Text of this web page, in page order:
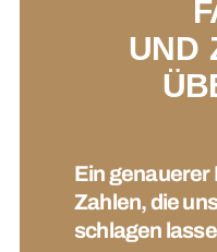
UND
Ein genauerer
Zahlen, die
schlagen